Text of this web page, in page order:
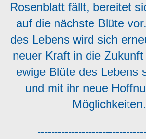
Rosenblatt fällt, bereitet
auf die nächste Blüte
des Lebens wird sich
neuer Kraft in die
ewige Blüte des Lebens
und mit ihr neue
Möglichkeiten.